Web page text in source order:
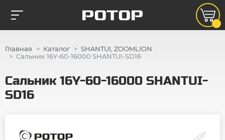
Главная Каталог
SHANTUI, ZOOMLION
Сальник 16Y-60-16000 SHANTUI-SD16
Сальник 16Y-60-16000 SHANTUI-
SD16